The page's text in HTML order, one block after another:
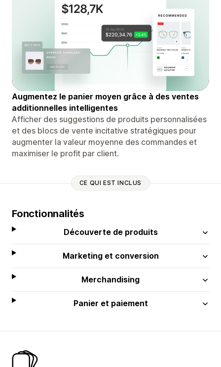
Augmentez le panier moyen grâce à des ventes
additionnelles intelligentes
Afficher des suggestions de produits personnalisées
et des blocs de vente incitative stratégiques pour
augmenter la valeur moyenne des commandes et
maximiser le profit par client.
CE QUI EST INCLUS
Fonctionnalités
Découverte de produits
Marketing et conversion
Merchandising
Panier et paiement